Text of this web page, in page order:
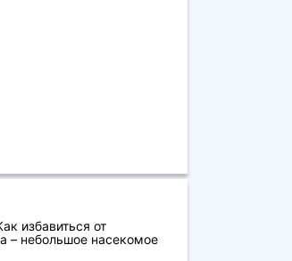
избавиться от
– небольшое насекомое